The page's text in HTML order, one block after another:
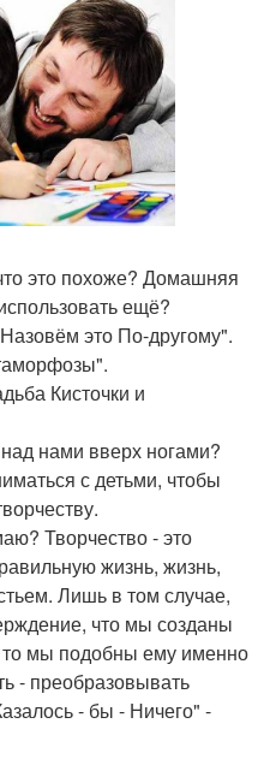
это похоже? Домашняя
ещё?
это По-другому".
Кисточки и
нами вверх ногами?
с детьми, чтобы
Творчество - это
жизнь, жизнь,
Лишь в том случае,
что мы созданы
мы подобны ему именно
- преобразовывать
- бы - Ничего" -